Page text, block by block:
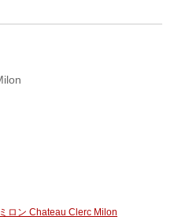
ロン Chateau Clerc Milon